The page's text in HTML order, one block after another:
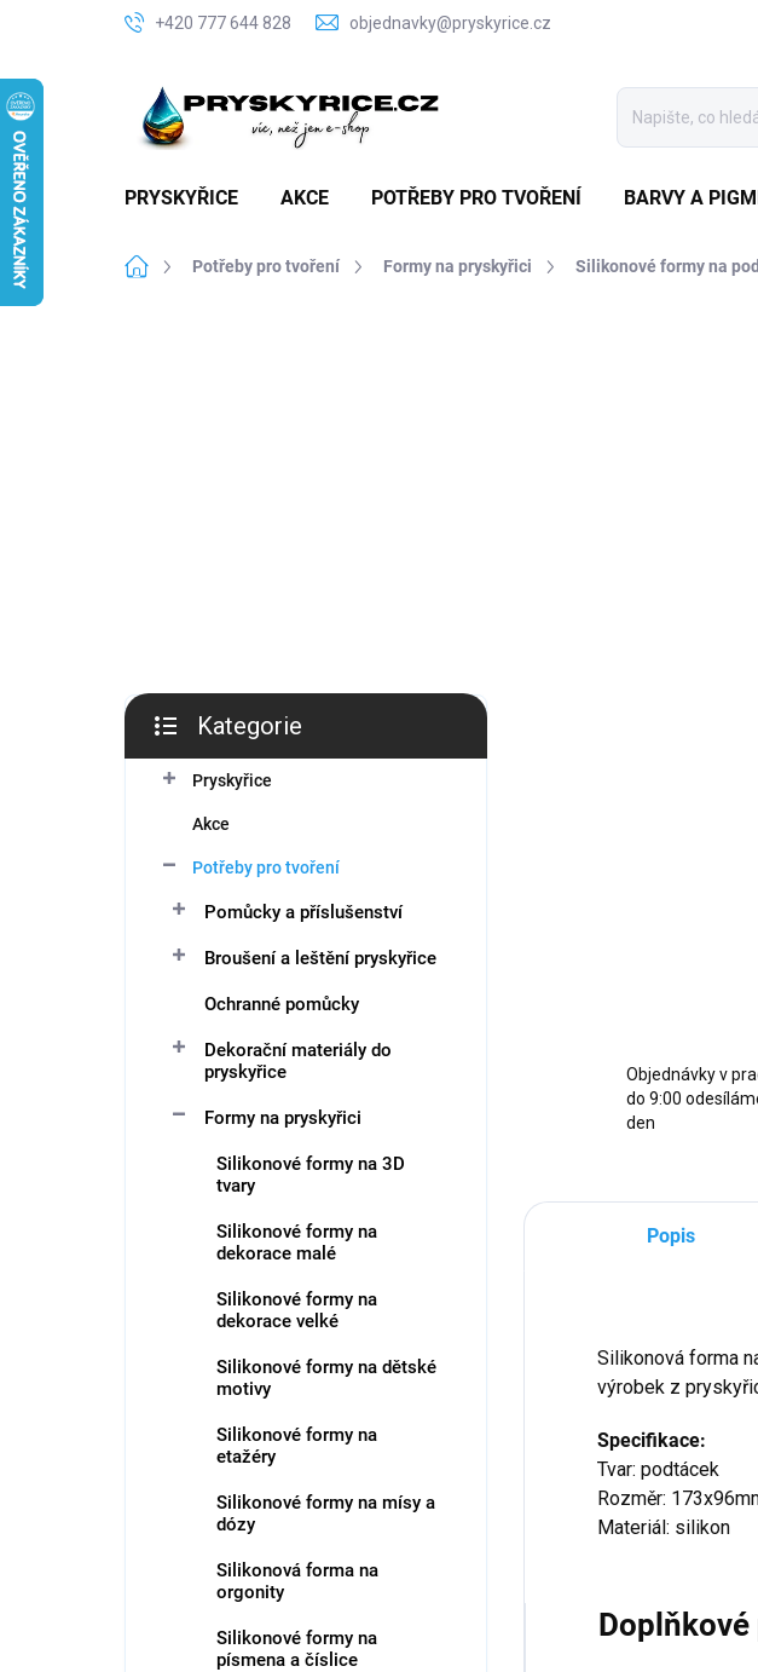
+420 777 644 828 objednavky@pryskyrice.cz
PRYSKYŘICE AKCE POTŘEBY PRO TVOŘENÍ BARVY A
Domů Potřeby pro tvoření Formy na pryskyřici Silikonové formy na
kategorie
Kategorie
Pryskyřice
Akce
Potřeby pro tvoření
Pomůcky a příslušenství
Broušení a leštění pryskyřice
Ochranné pomůcky
Dekorační materiály do
pryskyřice
Formy na pryskyřici
Silikonové formy na 3D
tvary
Silikonové formy na
dekorace malé
Silikonové formy na
dekorace velké
Silikonové formy na dětské
motivy
Silikonové formy na
etažéry
Silikonové formy na mísy a
dózy
Silikonová forma na
orgonity
Silikonové formy na
písmena a číslice
Objednávky v
do 9:00
den
Popis
Silikonová forma
výrobek z
Specifikace:
Tvar: podtácek
Rozměr:
Materiál: silikon